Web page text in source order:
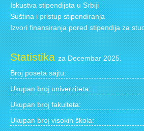
Iskustva stipendijsta u Srbiji
Suština i pristup stipendiranja
Izvori finansiranja pored stipendija za
Statistikaza Decembar 2025.
Broj poseta sajtu:
Ukupan broj univerziteta:
Ukupan broj fakulteta:
Ukupan broj visokih škola: